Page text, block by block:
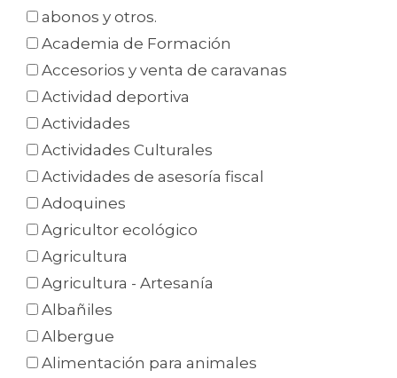
abonos y otros.
Academia de Formación
Accesorios y venta de caravanas
Actividad deportiva
Actividades
Actividades Culturales
Actividades de asesoría fiscal
Adoquines
Agricultor ecológico
Agricultura
Agricultura - Artesanía
Albañiles
Albergue
Alimentación para animales